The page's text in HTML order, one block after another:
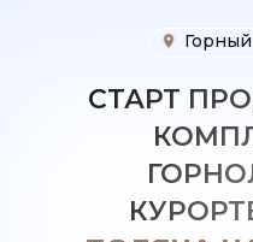
СТАРТ